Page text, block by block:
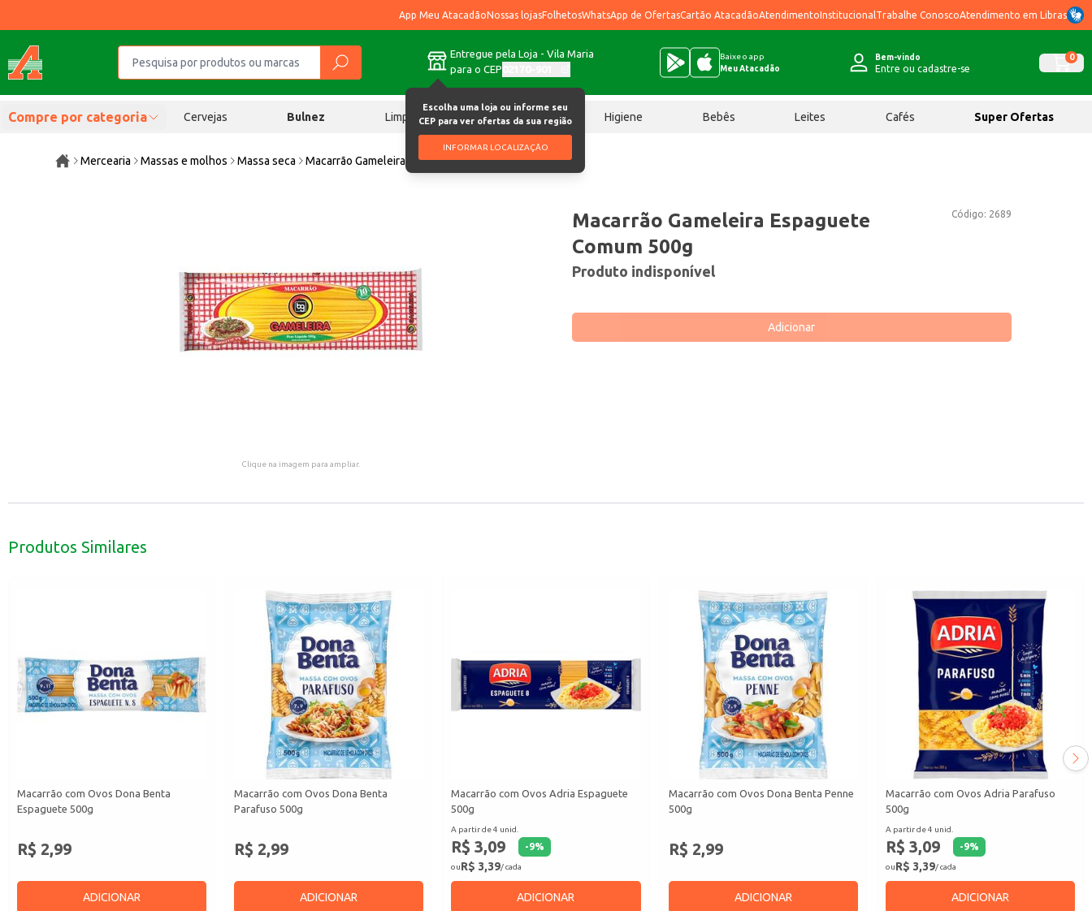
App Meu AtacadãoNossas lojasFolhetosWhatsApp de OfertasCartão AtacadãoAtendimentoInstitucional Trabalhe ConoscoAtendimento em Libras
Entregue pela Loja - Vila Maria
para o CEP
Escolha uma loja ou informe seu
CEP para ver ofertas da sua região
INFORMAR LOCALIZAÇÃO
Baixe o app
Meu Atacadão
Bem-vindo
Entre ou cadastre-se
0
Compre por categoria Cervejas Bulnez Limpeza Chocolates Higiene Bebês Leites Cafés Super Ofertas
Mercearia Massas e molhos Massa seca Macarrão Gameleira Espaguete Comum 500g
Clique na imagem para ampliar.
Código: 2689
Macarrão Gameleira Espaguete
Comum 500g
Produto indisponível
Adicionar
Produtos Similares
Macarrão com Ovos Dona Benta
Espaguete 500g
R$ 2,99
ADICIONAR
Macarrão com Ovos Dona Benta
Parafuso 500g
R$ 2,99
ADICIONAR
Macarrão com Ovos Adria Espaguete
500g
A partir de 4 unid.
R$ 3,09 -9%
ouR$ 3,39/ cada
ADICIONAR
Macarrão com Ovos Dona Benta Penne
500g
R$ 2,99
ADICIONAR
Macarrão com Ovos Adria Parafuso
500g
A partir de 4 unid.
R$ 3,09 -9%
ouR$ 3,39/ cada
ADICIONAR